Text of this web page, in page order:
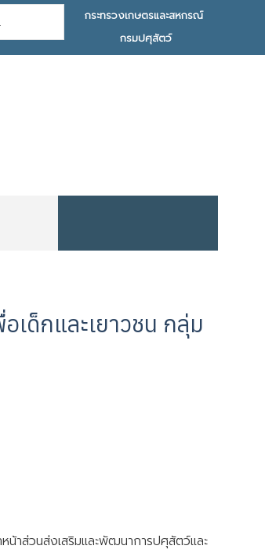
กระทรวงเกษตรและสหกรณ์
กรมปศุสัตว์
เด็กและเยาวชน กลุ่ม
ส่วนส่งเสริมและพัฒนาการปศุสัตว์และ